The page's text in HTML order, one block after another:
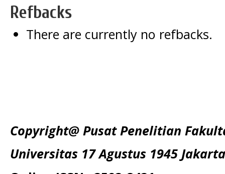
Refbacks
There are currently no refbacks.
Copyright@ Pusat Penelitian
Universitas 17 Agustus 1945 Jakarta